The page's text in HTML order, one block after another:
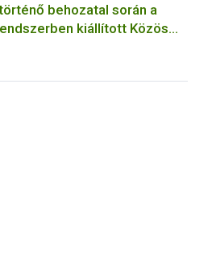
behozatal során a
kiállított Közös
Okmány: KEBO-D